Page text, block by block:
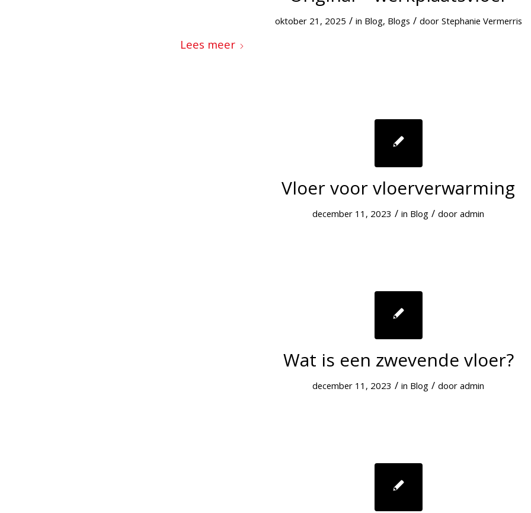
oktober 21, 2025 / in Blog, Blogs / door Stephanie Vermerris
Lees meer
Vloer voor vloerverwarming
december 11, 2023 / in Blog / door admin
Wat is een zwevende vloer?
december 11, 2023 / in Blog / door admin